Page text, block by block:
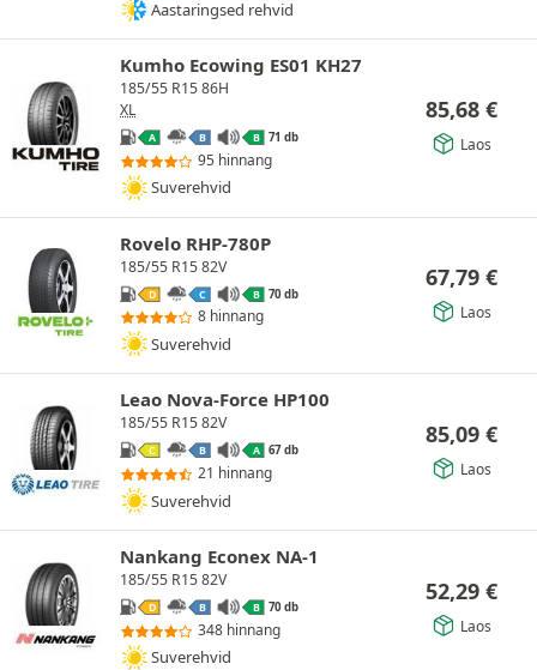
Aastaringsed rehvid
Kumho Ecowing ES01 KH27
185/55 R15 86H
XL
A B B 71 db
95 hinnang
Suverehvid
85,68 €
Laos
Rovelo RHP-780P
185/55 R15 82V
D C B 70 db
8 hinnang
Suverehvid
67,79 €
Laos
Leao Nova-Force HP100
185/55 R15 82V
C B A 67 db
21 hinnang
Suverehvid
85,09 €
Laos
Nankang Econex NA-1
185/55 R15 82V
D B B 70 db
348 hinnang
Suverehvid
52,29 €
Laos